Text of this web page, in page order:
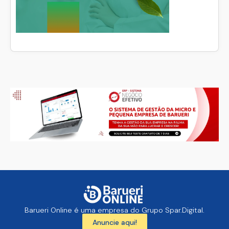
Barueri Online é uma empresa do Grupo Spar.Digital.
Anuncie aqui!